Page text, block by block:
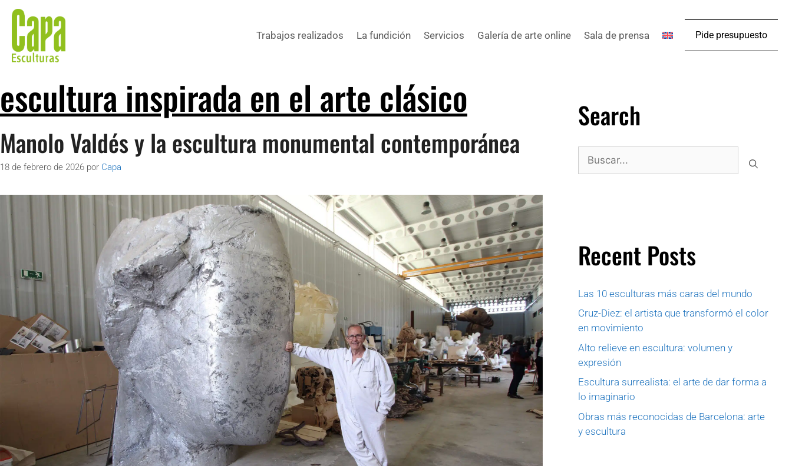
Trabajos realizados La fundición Servicios Galería de arte online Sala de prensa Pide presupuesto
escultura inspirada en el arte clásico
Manolo Valdés y la escultura monumental contemporánea
18 de febrero de 2026 por Capa
Search
Recent Posts
Las 10 esculturas más caras del mundo
Cruz-Diez: el artista que transformó el color
en movimiento
Alto relieve en escultura: volumen y
expresión
Escultura surrealista: el arte de dar forma a
lo imaginario
Obras más reconocidas de Barcelona: arte
y escultura